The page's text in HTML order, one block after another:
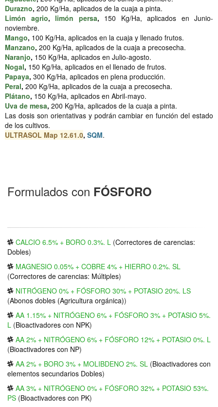
Durazno, 200 Kg/Ha, aplicados de la cuaja a pinta.
Limón agrio, limón persa, 150 Kg/Ha, aplicados en Junio-
noviembre.
Mango, 100 Kg/Ha, aplicados en la cuaja y llenado frutos.
Manzano, 200 Kg/Ha, aplicados de la cuaja a precosecha.
Naranjo, 150 Kg/Ha, aplicados en Julio-agosto.
Nogal, 150 Kg/Ha, aplicados en el llenado de frutos.
Papaya, 300 Kg/Ha, aplicados en plena producción.
Peral, 200 Kg/Ha, aplicados de la cuaja a precosecha.
Plátano, 150 Kg/Ha, aplicados en Abril-mayo.
Uva de mesa, 200 Kg/Ha, aplicados de la cuaja a pinta.
Las dosis son orientativas y podrán cambiar en función del estado
de los cultivos.
ULTRASOL Map 12.61.0, SQM.
Formulados con FÓSFORO
CALCIO 6.5% + BORO 0.3%. L (Correctores de carencias:
Dobles)
MAGNESIO 0.05% + COBRE 4% + HIERRO 0.2%. SL
(Correctores de carencias: Múltiples)
NITRÓGENO 0% + FÓSFORO 30% + POTASIO 20%. LS
(Abonos dobles (Agricultura orgánica))
AA 1.15% + NITRÓGENO 6% + FÓSFORO 3% + POTASIO 5%.
L (Bioactivadores con NPK)
AA 2% + NITRÓGENO 6% + FÓSFORO 12% + POTASIO 0%. L
(Bioactivadores con NP)
AA 2% + BORO 3% + MOLIBDENO 2%. SL (Bioactivadores con
elementos secundarios Dobles)
AA 3% + NITRÓGENO 0% + FÓSFORO 32% + POTASIO 53%.
PS (Bioactivadores con PK)